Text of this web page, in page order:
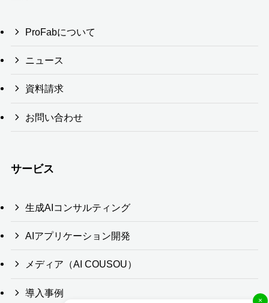
ProFabについて
ニュース
資料請求
お問い合わせ
サービス
生成AIコンサルティング
AIアプリケーション開発
メディア（AI COUSOU）
導入事例
×